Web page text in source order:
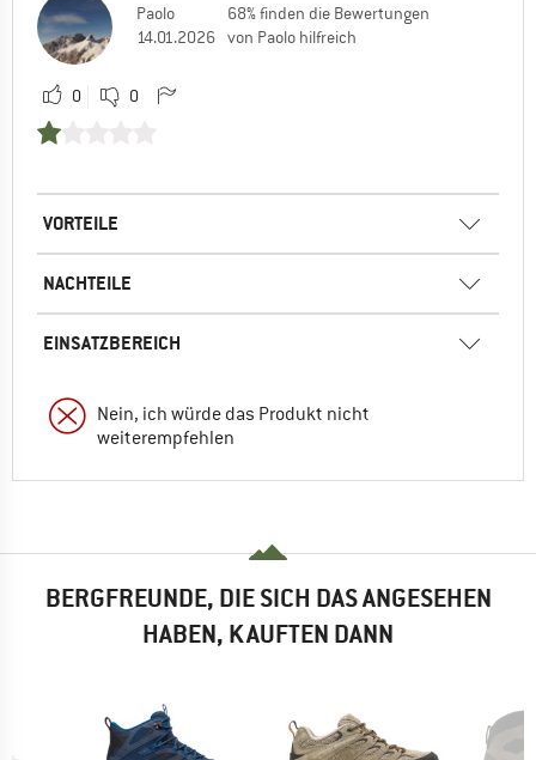
Paolo
14.01.2026
68% finden die Bewertungen
von Paolo hilfreich
0 0
VORTEILE
NACHTEILE
EINSATZBEREICH
Nein, ich würde das Produkt nicht
weiterempfehlen
BERGFREUNDE, DIE SICH DAS ANGESEHEN
HABEN, KAUFTEN DANN